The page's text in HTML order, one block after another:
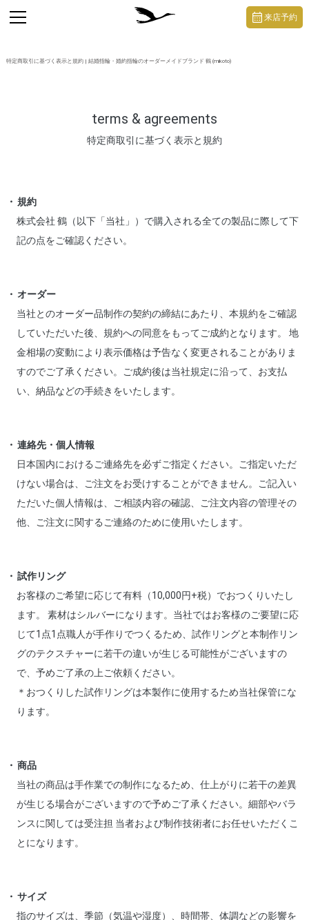
特定商取引に基づく表示と規約 | 結婚指輪・婚約指輪のオーダーメイドブランド 鶴 (mikoto)
terms & agreements
特定商取引に基づく表示と規約
toggle
navigation
来店予約
規約
株式会社 鶴（以下「当社」）で購入される全ての製品に際して下
記の点をご確認ください。
オーダー
当社とのオーダー品制作の契約の締結にあたり、本規約をご確認
していただいた後、規約への同意をもってご成約となります。 地
金相場の変動により表示価格は予告なく変更されることがありま
すのでご了承ください。ご成約後は当社規定に沿って、お支払
い、納品などの手続きをいたします。
連絡先・個人情報
日本国内におけるご連絡先を必ずご指定ください。ご指定いただ
けない場合は、ご注文をお受けすることができません。ご記入い
ただいた個人情報は、ご相談内容の確認、ご注文内容の管理その
他、ご注文に関するご連絡のために使用いたします。
試作リング
お客様のご希望に応じて有料（10,000円+税）でおつくりいたし
ます。 素材はシルバーになります。当社ではお客様のご要望に応
じて1点1点職人が手作りでつくるため、試作リングと本制作リン
グのテクスチャーに若干の違いが生じる可能性がございますの
で、予めご了承の上ご依頼ください。
＊おつくりした試作リングは本製作に使用するため当社保管にな
ります。
商品
当社の商品は手作業での制作になるため、仕上がりに若干の差異
が生じる場合がございますので予めご了承ください。細部やバラ
ンスに関しては受注担 当者および制作技術者にお任せいただくこ
とになります。
サイズ
指のサイズは、季節（気温や湿度）、時間帯、体調などの影響を